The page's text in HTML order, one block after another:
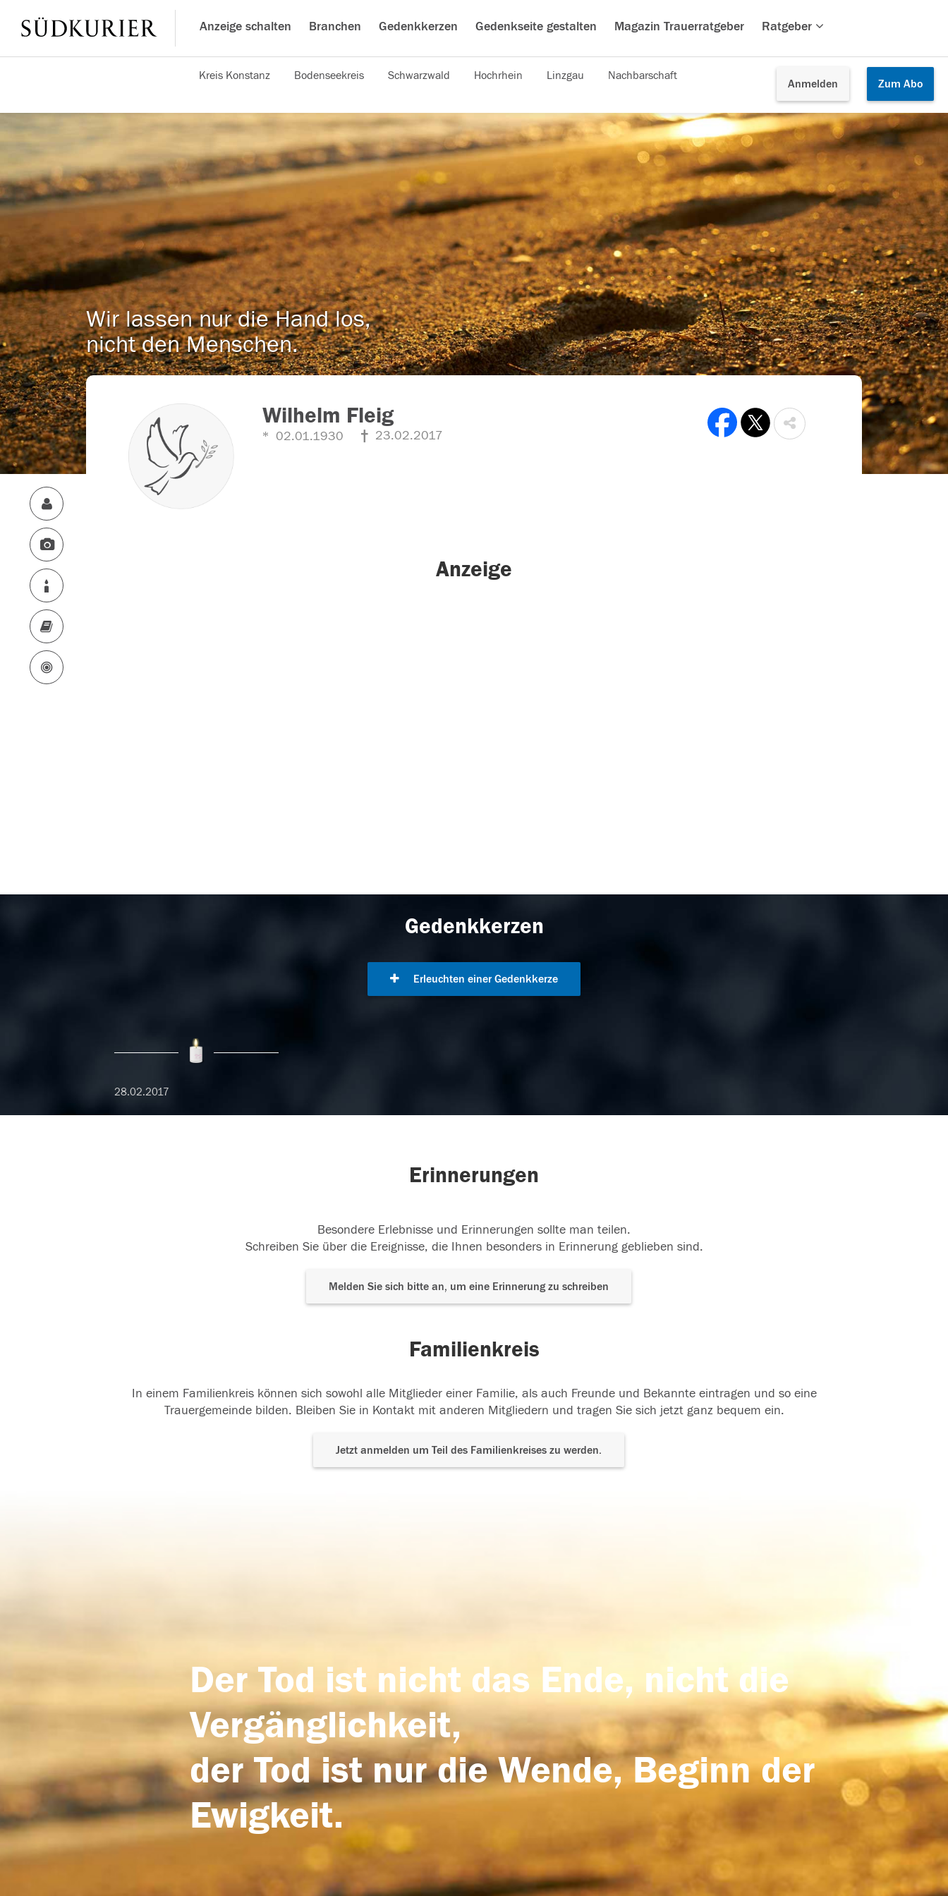
Anzeige schalten Branchen Gedenkkerzen Gedenkseite gestalten Magazin Trauerratgeber Ratgeber
Anmelden Zum Abo
Kreis Konstanz Bodenseekreis Schwarzwald Hochrhein Linzgau Nachbarschaft
Wir lassen nur die Hand los,
nicht den Menschen.
Wilhelm Fleig
02.01.1930 23.02.2017
Anzeige
Gedenkkerzen
Erleuchten einer Gedenkkerze
28.02.2017
Erinnerungen
Besondere Erlebnisse und Erinnerungen sollte man teilen.
Schreiben Sie über die Ereignisse, die Ihnen besonders in Erinnerung geblieben sind.
Melden Sie sich bitte an, um eine Erinnerung zu schreiben
Familienkreis
In einem Familienkreis können sich sowohl alle Mitglieder einer Familie, als auch Freunde und Bekannte eintragen und so eine
Trauergemeinde bilden. Bleiben Sie in Kontakt mit anderen Mitgliedern und tragen Sie sich jetzt ganz bequem ein.
Jetzt anmelden um Teil des Familienkreises zu werden.
Der Tod ist nicht das Ende, nicht die
Vergänglichkeit,
der Tod ist nur die Wende, Beginn der
Ewigkeit.